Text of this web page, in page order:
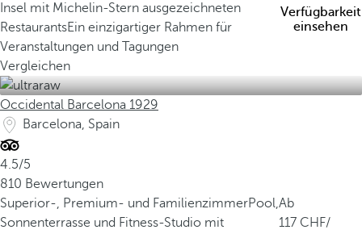
Insel mit Michelin-Stern ausgezeichneten
RestaurantsEin einzigartiger Rahmen für
Veranstaltungen und Tagungen
Verfügbarkeit
einsehen
Vergleichen
Occidental Barcelona 1929
Barcelona, Spain
4.5/5
810 Bewertungen
Superior-, Premium- und FamilienzimmerPool,
Sonnenterrasse und Fitness-Studio mit
Ab
117
/